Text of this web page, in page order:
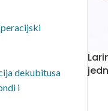
dekubitusa
i